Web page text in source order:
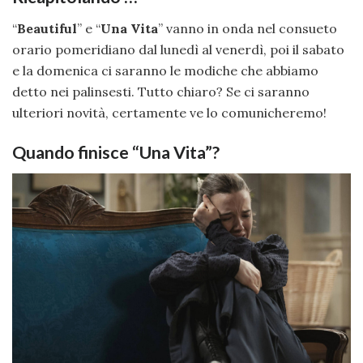
“Beautiful” e “Una Vita” vanno in onda nel consueto
orario pomeridiano dal lunedì al venerdì, poi il sabato
e la domenica ci saranno le modiche che abbiamo
detto nei palinsesti. Tutto chiaro? Se ci saranno
ulteriori novità, certamente ve lo comunicheremo!
Quando finisce “Una Vita”?